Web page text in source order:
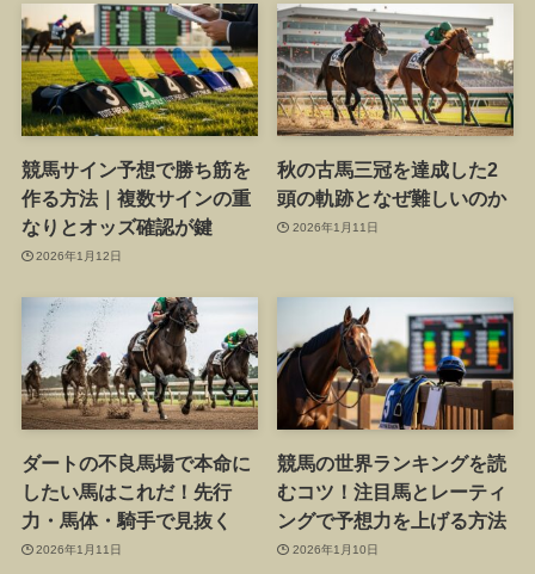
競馬サイン予想で勝ち筋を
作る方法｜複数サインの重
なりとオッズ確認が鍵
2026年1月12日
秋の古馬三冠を達成した2
頭の軌跡となぜ難しいのか
2026年1月11日
ダートの不良馬場で本命に
したい馬はこれだ！先行
力・馬体・騎手で見抜く
2026年1月11日
競馬の世界ランキングを読
むコツ！注目馬とレーティ
ングで予想力を上げる方法
2026年1月10日